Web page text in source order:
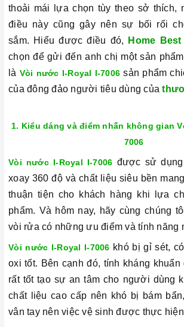
thoải mái lựa chọn tùy theo sở thích,
điều này cũng gây nên sự bối rối
sắm. Hiểu được điều đó, Home Best
chọn để gửi đến anh chị một sản
là Vòi nước I-Royal I-7006sản phẩm
của đông đảo người tiêu dùng của
1. Kiểu dáng và điểm nhấn không gian
7006
Vòi nước I-Royal I-7006 được sử
xoay 360 độ và chất liệu siêu bền
thuận tiện cho khách hàng khi lựa
phẩm. Và hôm nay, hãy cùng chúng
vòi rửa có những ưu điểm và tính năng
Vòi nước I-Royal I-7006 khó bị gỉ sét,
oxi tốt. Bên cạnh đó, tính kháng
rất tốt tạo sự an tâm cho người dùng
chất liệu cao cấp nên khó bị bám
vân tay nên việc vệ sinh được thực